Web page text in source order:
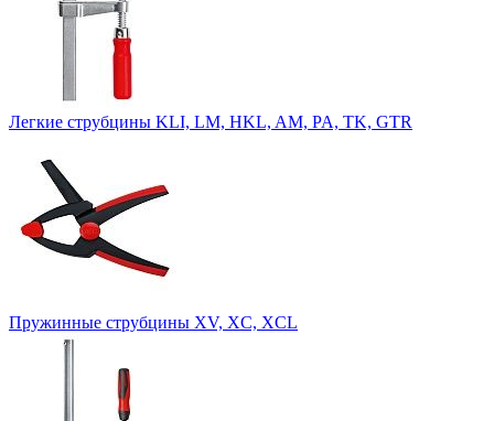
Легкие струбцины KLI, LM, HKL, AM, PA, TK, GTR
Пружинные струбцины XV, XC, XCL